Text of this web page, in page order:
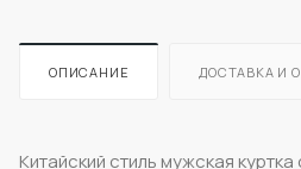
ОПИСАНИЕ ДОСТАВКА И
Китайский стиль мужская